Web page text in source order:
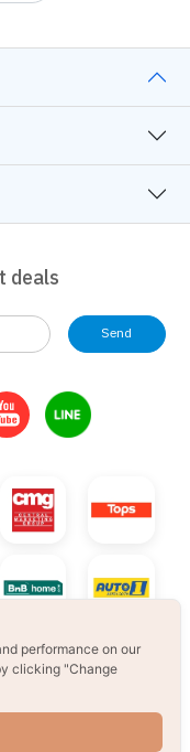
deals
Send
performance on our
clicking "Change